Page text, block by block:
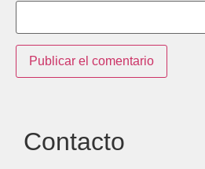
Contacto